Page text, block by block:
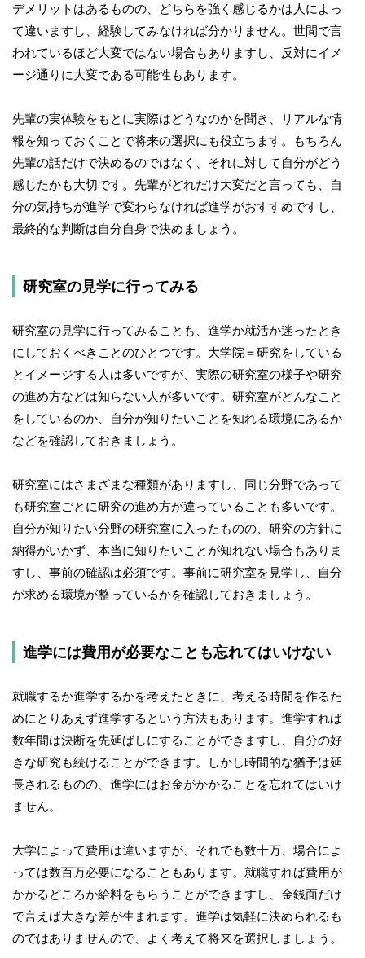
デメリットはあるものの、どちらを強く感じるかは人によっ
て違いますし、経験してみなければ分かりません。世間で言
われているほど大変ではない場合もありますし、反対にイメ
ージ通りに大変である可能性もあります。
先輩の実体験をもとに実際はどうなのかを聞き、リアルな情
報を知っておくことで将来の選択にも役立ちます。もちろん
先輩の話だけで決めるのではなく、それに対して自分がどう
感じたかも大切です。先輩がどれだけ大変だと言っても、自
分の気持ちが進学で変わらなければ進学がおすすめですし、
最終的な判断は自分自身で決めましょう。
研究室の見学に行ってみる
研究室の見学に行ってみることも、進学か就活か迷ったとき
にしておくべきことのひとつです。大学院＝研究をしている
とイメージする人は多いですが、実際の研究室の様子や研究
の進め方などは知らない人が多いです。研究室がどんなこと
をしているのか、自分が知りたいことを知れる環境にあるか
などを確認しておきましょう。
研究室にはさまざまな種類がありますし、同じ分野であって
も研究室ごとに研究の進め方が違っていることも多いです。
自分が知りたい分野の研究室に入ったものの、研究の方針に
納得がいかず、本当に知りたいことが知れない場合もありま
すし、事前の確認は必須です。事前に研究室を見学し、自分
が求める環境が整っているかを確認しておきましょう。
進学には費用が必要なことも忘れてはいけない
就職するか進学するかを考えたときに、考える時間を作るた
めにとりあえず進学するという方法もあります。進学すれば
数年間は決断を先延ばしにすることができますし、自分の好
きな研究も続けることができます。しかし時間的な猶予は延
長されるものの、進学にはお金がかかることを忘れてはいけ
ません。
大学によって費用は違いますが、それでも数十万、場合によ
っては数百万必要になることもあります。就職すれば費用が
かかるどころか給料をもらうことができますし、金銭面だけ
で言えば大きな差が生まれます。進学は気軽に決められるも
のではありませんので、よく考えて将来を選択しましょう。